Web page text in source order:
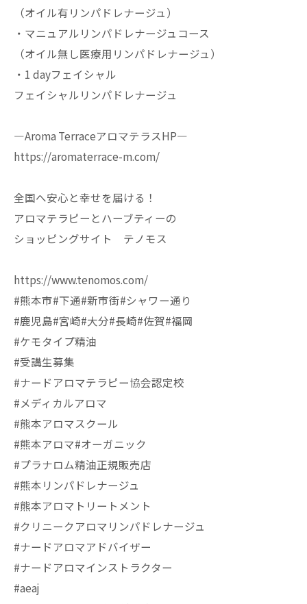
（オイル有リンパドレナージュ）
・マニュアルリンパドレナージュコース
（オイル無し医療用リンパドレナージュ）
・1 dayフェイシャル
フェイシャルリンパドレナージュ
—Aroma TerraceアロマテラスHP—
https://aromaterrace-m.com/
全国へ安心と幸せを届ける！
アロマテラピーとハーブティーの
ショッピングサイト テノモス
https://www.tenomos.com/
#熊本市#下通#新市街#シャワー通り
#鹿児島#宮崎#大分#長崎#佐賀#福岡
#ケモタイプ精油
#受講生募集
#ナードアロマテラピー協会認定校
#メディカルアロマ
#熊本アロマスクール
#熊本アロマ#オーガニック
#プラナロム精油正規販売店
#熊本リンパドレナージュ
#熊本アロマトリートメント
#クリニークアロマリンパドレナージュ
#ナードアロマアドバイザー
#ナードアロマインストラクター
#aeaj